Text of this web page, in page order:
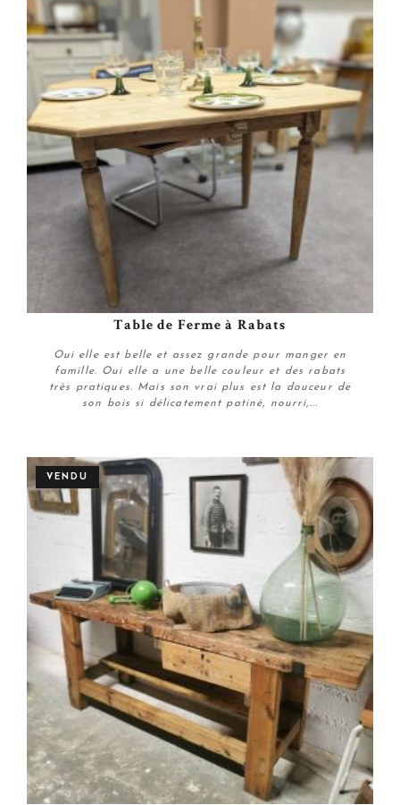
Plus de détails
Table de Ferme à Rabats
Oui elle est belle et assez grande pour manger en
famille. Oui elle a une belle couleur et des rabats
très pratiques. Mais son vrai plus est la douceur de
son bois si délicatement patiné, nourri,...
VENDU